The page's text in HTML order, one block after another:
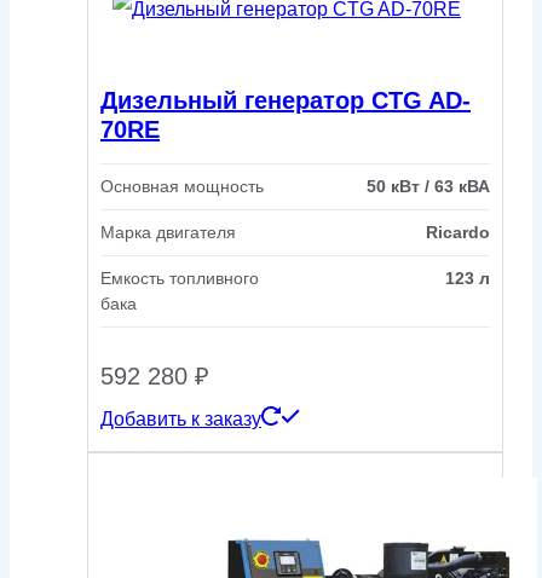
Дизельный генератор CTG AD-
70RE
Основная мощность 50 кВт / 63 кВА
Марка двигателя Ricardo
Емкость топливного
бака
123 л
592 280 ₽
Добавить к заказу